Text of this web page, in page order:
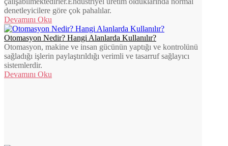
denetleyicilere göre çok pahalılar.
Devamını Oku
Otomasyon Nedir? Hangi Alanlarda Kullanılır?
Otomasyon, makine ve insan gücünün yaptığı ve kontrolünü
sağladığı işlerin paylaştırıldığı verimli ve tasarruf sağlayıcı
sistemlerdir.
Devamını Oku